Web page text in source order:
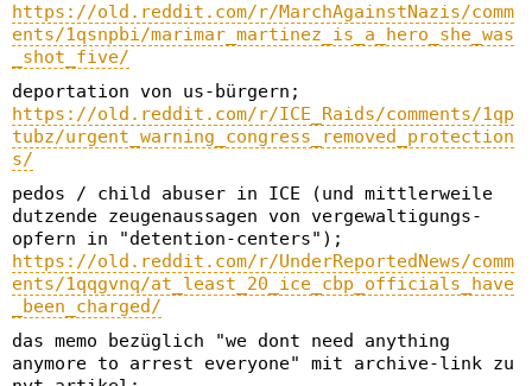
https://old.reddit.com/r/MarchAgainstNazis/comm
ents/1qsnpbi/marimar_martinez_is_a_hero_she_was
_shot_five/
deportation von us-bürgern;
https://old.reddit.com/r/ICE_Raids/comments/1qp
tubz/urgent_warning_congress_removed_protection
s/
pedos / child abuser in ICE (und mittlerweile
dutzende zeugenaussagen von vergewaltigungs-
opfern in "detention-centers");
https://old.reddit.com/r/UnderReportedNews/comm
ents/1qqgvnq/at_least_20_ice_cbp_officials_have
_been_charged/
das memo bezüglich "we dont need anything
anymore to arrest everyone" mit archive-link zu